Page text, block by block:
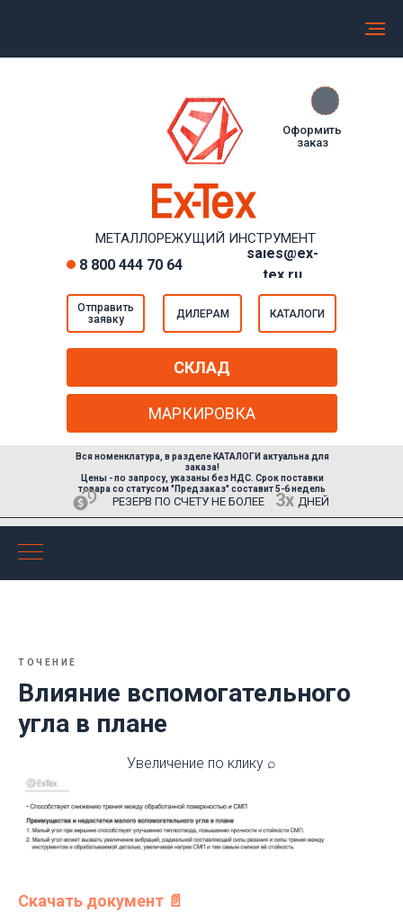
8 800 444 70 64
sales@ex-
tex.ru
КАТАЛОГИ
ДИЛЕРАМ
Отправить
заявку
МЕТАЛЛОРЕЖУЩИЙ ИНСТРУМЕНТ
Оформить
заказ
СКЛАД
МАРКИРОВКА
Вся номенклатура, в разделе КАТАЛОГИ актуальна для
заказа!
Цены - по запросу, указаны без НДС. Срок поставки
товара со статусом "Предзаказ" составит 5-6 недель
РЕЗЕРВ ПО СЧЕТУ НЕ БОЛЕЕ 3х ДНЕЙ
ТОЧЕНИЕ
Влияние вспомогательного
угла в плане
Увеличение по клику ⌕
Скачать документ 📄